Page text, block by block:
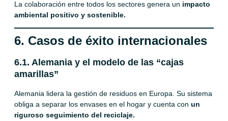
La colaboración entre todos los sectores genera un impacto
ambiental positivo y sostenible.
6. Casos de éxito internacionales
6.1. Alemania y el modelo de las “cajas
amarillas”
Alemania lidera la gestión de residuos en Europa. Su sistema
obliga a separar los envases en el hogar y cuenta con un
riguroso seguimiento del reciclaje.